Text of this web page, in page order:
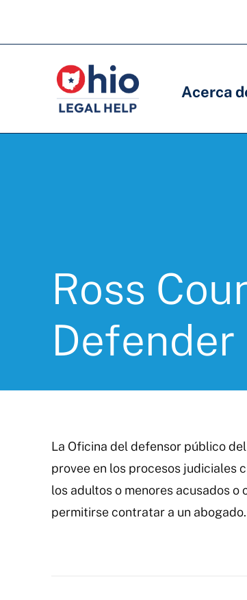
principal
Acerca
principal
Ross
Defender
La Oficina del defensor público
provee en los procesos judiciales
los adultos o menores acusados o
permitirse contratar a un abogado.